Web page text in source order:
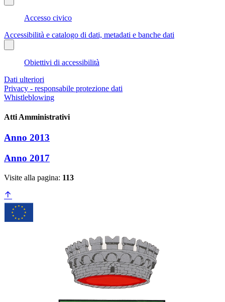
Accesso civico
Accessibilità e catalogo di dati, metadati e banche dati
Obiettivi di accessibilità
Dati ulteriori
Privacy - responsabile protezione dati
Whistleblowing
Atti Amministrativi
Anno 2013
Anno 2017
Visite alla pagina: 113